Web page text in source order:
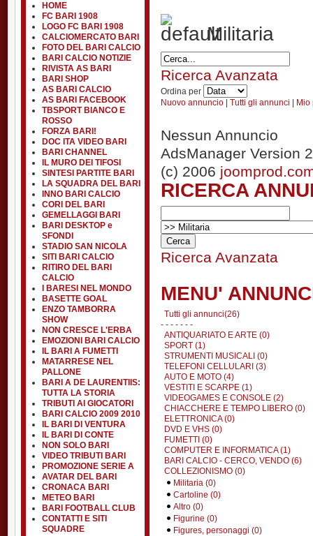
HOME
FC BARI 1908
LOGO FC BARI 1908
CALCIOMERCATO BARI
FOTO DEL BARI CALCIO
BARI CALCIO NOTIZIE
RIVISTA AS BARI
BARI SHOP
AS BARI CALCIO
AS BARI FACEBOOK
TBSPORT BIANCO E
ROSSO
FORZA BARI!
DOC ITA VIDEO BARI
BARI CHANNEL
IL MURO DEI TIFOSI
SINTESI PARTITE BARI
LA SQUADRA DEL BARI
INNO BARI CALCIO
CORI DEL BARI
GEMELLAGGI BARI
BARI DESKTOP e
SFONDI
STADIO SAN NICOLA
SITI BARI CALCIO
RITIRO DEL BARI
CALCIO
I BARESI NEL MONDO
BASETTE GOAL
ENZO TAMBORRA
SHOW
NON CRESCE L'ERBA
EMOZIONI BARI CALCIO
IL BARI A FUMETTI
MATARRESE NEL
PALLONE
BARI A DE LAURENTIIS:
TUTTA LA STORIA
TRIBUTI AI GIOCATORI
BARI CALCIO 2009 2010
IL BARI DI VENTURA
IL BARI DI CONTE
NON SOLO BARI
VIDEO TRIBUTI BARI
PROMOZIONE SERIE A
AVATAR DEL BARI
CRONACA BARI
METEO BARI
BARI FOOTBALL CLUB
CONTATTI E SITI
SQUADRE
Militaria
Ricerca Avanzata
Ordina per
Nuovo annuncio | Tutti gli annunci | Mio
Nessun Annuncio
AdsManager Version
(c) 2006
RICERCA
Ricerca Avanzata
MENU'
Tutti gli annunci(26)
- - - - - - -
ANTIQUARIATO E ARTE (0)
SPORT (1)
STRUMENTI MUSICALI (0)
TELEFONI CELLULARI (3)
AUTO E MOTO (4)
VESTITI E SCARPE (1)
VIDEOGAMES E CONSOLE (2)
CHIACCHERE E TEMPO LIBERO (0)
ELETTRONICA (0)
DVD E VHS (0)
FUMETTI (0)
COMPUTER E INFORMATICA (1)
BARI CALCIO - CERCO, VENDO (6)
COLLEZIONISMO (0)
Militaria (0)
Cartoline (0)
Altro (0)
Figurine (0)
Figures, personaggi (0)